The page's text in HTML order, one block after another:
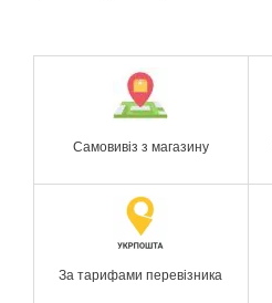
Самовивіз з магазину
За тарифами перевізника